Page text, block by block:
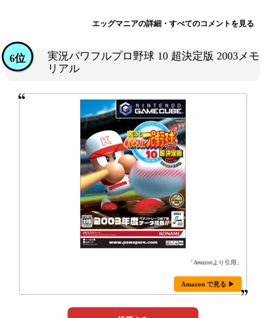
エッグマニアの詳細・すべてのコメントを見る
実況パワフルプロ野球 10 超決定版 2003メモ
リアル
6位
「Amazonより引用」
Amazon で見る ▶